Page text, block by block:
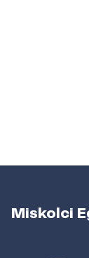
Miskolci